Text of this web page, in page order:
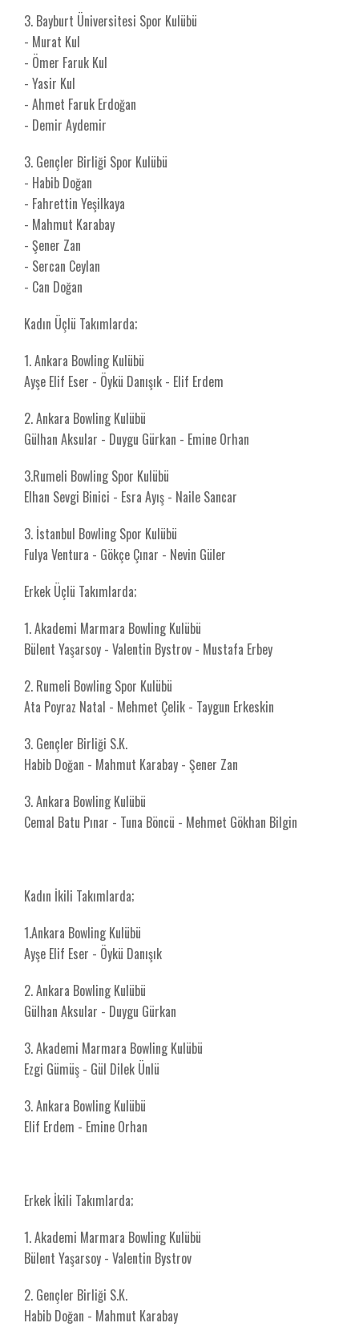
3. Bayburt Üniversitesi Spor Kulübü
- Murat Kul
- Ömer Faruk Kul
- Yasir Kul
- Ahmet Faruk Erdoğan
- Demir Aydemir
3. Gençler Birliği Spor Kulübü
- Habib Doğan
- Fahrettin Yeşilkaya
- Mahmut Karabay
- Şener Zan
- Sercan Ceylan
- Can Doğan
Kadın Üçlü Takımlarda;
1.⁠ ⁠Ankara Bowling Kulübü
Ayşe Elif Eser - Öykü Danışık - Elif Erdem
2. ⁠Ankara Bowling Kulübü
Gülhan Aksular - Duygu Gürkan - Emine Orhan
3.Rumeli Bowling Spor Kulübü
Elhan Sevgi Binici - Esra Ayış - Naile Sancar
3. İstanbul Bowling Spor Kulübü
Fulya Ventura - Gökçe Çınar - Nevin Güler
Erkek Üçlü Takımlarda;
1.⁠ ⁠Akademi Marmara Bowling Kulübü
Bülent Yaşarsoy - Valentin Bystrov - Mustafa Erbey
2. Rumeli Bowling Spor Kulübü
Ata Poyraz Natal - Mehmet Çelik - Taygun Erkeskin
3. Gençler Birliği S.K.
Habib Doğan - Mahmut Karabay - Şener Zan
3.⁠ ⁠Ankara Bowling Kulübü
Cemal Batu Pınar - Tuna Böncü - Mehmet Gökhan Bilgin
Kadın İkili Takımlarda;
1.⁠Ankara Bowling Kulübü
⁠Ayşe Elif Eser - Öykü Danışık
2. ⁠Ankara Bowling Kulübü
Gülhan Aksular - Duygu Gürkan
3. Akademi Marmara Bowling Kulübü
Ezgi Gümüş - Gül Dilek Ünlü
3. Ankara Bowling Kulübü
Elif Erdem - Emine Orhan
Erkek İkili Takımlarda;
1.⁠ ⁠Akademi Marmara Bowling Kulübü
Bülent Yaşarsoy - Valentin Bystrov
2.⁠ Gençler Birliği S.K.
Habib Doğan - Mahmut Karabay